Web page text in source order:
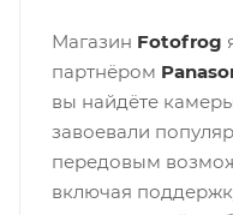
Магазин Fotofrog
партнёром
вы найдёте
завоевали
передовым
включая